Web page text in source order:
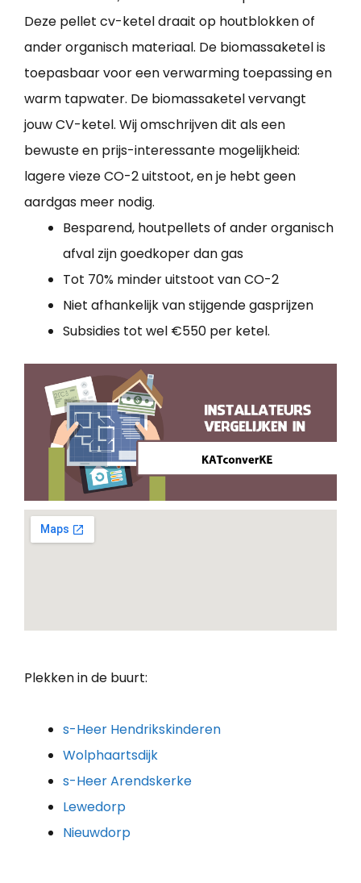
Deze pellet cv-ketel draait op houtblokken of
ander organisch materiaal. De biomassaketel is
toepasbaar voor een verwarming toepassing en
warm tapwater. De biomassaketel vervangt
jouw CV-ketel. Wij omschrijven dit als een
bewuste en prijs-interessante mogelijkheid:
lagere vieze CO-2 uitstoot, en je hebt geen
aardgas meer nodig.
Besparend, houtpellets of ander organisch
afval zijn goedkoper dan gas
Tot 70% minder uitstoot van CO-2
Niet afhankelijk van stijgende gasprijzen
Subsidies tot wel €550 per ketel.
Plekken in de buurt:
s-Heer Hendrikskinderen
Wolphaartsdijk
s-Heer Arendskerke
Lewedorp
Nieuwdorp